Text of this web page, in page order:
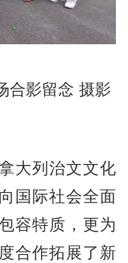
合影留念 摄影
大列治文文化
国际社会全面
容特质，更为
合作拓展了新